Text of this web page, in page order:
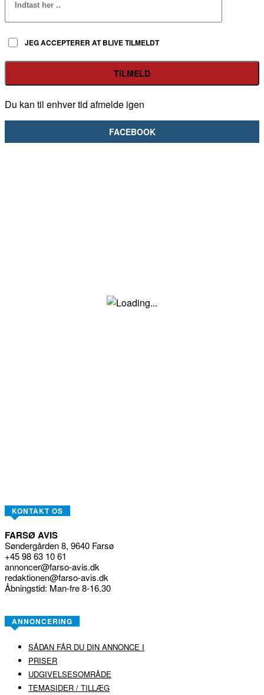
JEG ACCEPTERER AT BLIVE TILMELDT
Du kan til enhver tid afmelde igen
FACEBOOK
KONTAKT OS
FARSØ AVIS
Søndergården 8, 9640 Farsø
+45 98 63 10 61
annoncer@farso-avis.dk
redaktionen@farso-avis.dk
Åbningstid: Man-fre 8-16.30
ANNONCERING
SÅDAN FÅR DU DIN ANNONCE I
PRISER
UDGIVELSESOMRÅDE
TEMASIDER / TILLÆG